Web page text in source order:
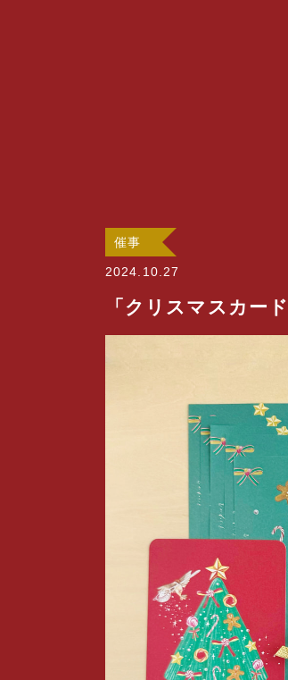
催事
2024.10.27
「クリスマスカー